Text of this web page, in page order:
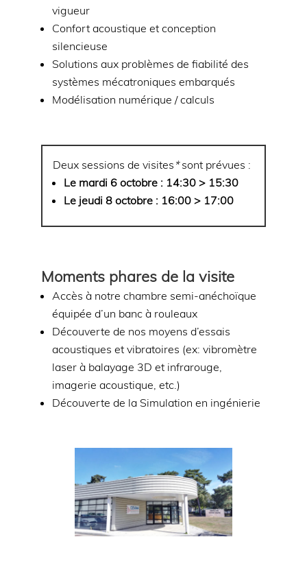
vigueur
Confort acoustique et conception
silencieuse
Solutions aux problèmes de fiabilité des
systèmes mécatroniques embarqués
Modélisation numérique / calculs
Deux sessions de visites *sont prévues :
Le mardi 6 octobre : 14:30 > 15:30
Le jeudi 8 octobre : 16:00 > 17:00
Moments phares de la visite
Accès à notre chambre semi-anéchoïque
équipée d’un banc à rouleaux
Découverte de nos moyens d’essais
acoustiques et vibratoires (ex: vibromètre
laser à balayage 3D et infrarouge,
imagerie acoustique, etc.)
Découverte de la Simulation en ingénierie